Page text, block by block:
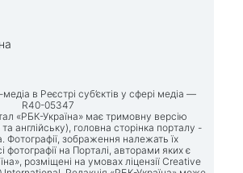
в Реєстрі суб’єктів у сфері медіа —
R40-05347
«РБК-Україна» має тримовну версію
англійську), головна сторінка порталу -
. Фотографії, зображення належать їх
фотографії на Порталі, авторами яких є
розміщені на умовах ліцензії Creative